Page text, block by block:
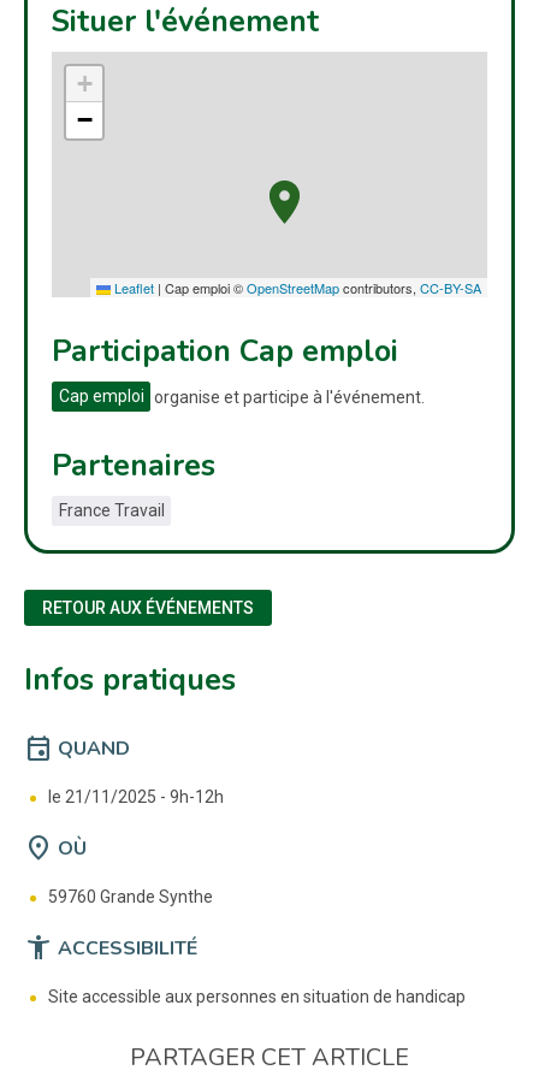
Situer l'événement
+
−
Leaflet | Cap emploi ©OpenStreetMapcontributors, CC-BY-SA
Participation Cap emploi
Cap emploi organise et participe à l'événement.
Partenaires
France Travail
RETOUR AUX ÉVÉNEMENTS
Infos pratiques
event QUAND
le 21/11/2025 - 9h-12h
location_on OÙ
59760 Grande Synthe
accessibility_new ACCESSIBILITÉ
Site accessible aux personnes en situation de handicap
PARTAGER CET ARTICLE